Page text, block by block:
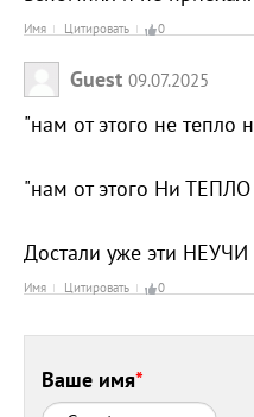
Имя Цитировать 0
Guest 09.07.2025
"нам от этого не тепло
"нам от этого Ни
Достали уже эти НЕУЧИ
Имя Цитировать 0
Ваше имя*